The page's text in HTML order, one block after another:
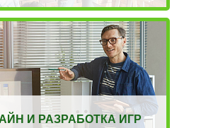
И РАЗРАБОТКА ИГР